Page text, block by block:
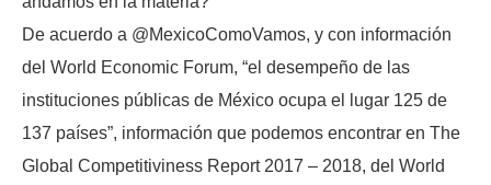
De acuerdo a @MexicoComoVamos, y con información
del World Economic Forum, “el desempeño de las
instituciones públicas de México ocupa el lugar 125 de
137 países”, información que podemos encontrar en The
Global Competitiviness Report 2017 – 2018, del World